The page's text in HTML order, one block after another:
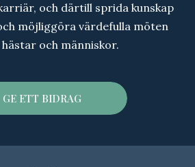
och därtill sprida kunskap
möjliggöra värdefulla möten
och människor.
GE ETT BIDRAG